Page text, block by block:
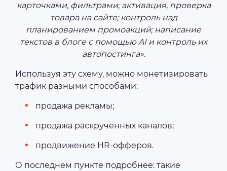
карточками, фильтрами; активация, проверка
товара на сайте; контроль над
планированием промоакций; написание
текстов в блоге с помощью AI и контроль их
автопостинга».
Используя эту схему, можно монетизировать
трафик разными способами:
продажа рекламы;
продажа раскрученных каналов;
продвижение HR-офферов.
О последнем пункте подробнее: такие